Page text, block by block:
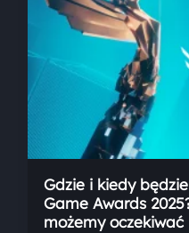
Gdzie i kiedy
Game Awards
możemy oczekiwać